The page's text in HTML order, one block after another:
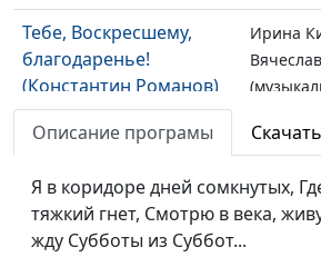
Тебе, Воскресшему,
благодаренье!
(Константин Романов)
Ирина
Гиппиус)
Ирина
Описание програмы Скачать
Я в коридоре дней сомкнутых,
тяжкий гнет, Смотрю в века,
жду Субботы из Суббот...